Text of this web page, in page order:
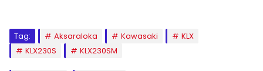
Tag: Aksaraloka Kawasaki
KLX
KLX230S
KLX230SM